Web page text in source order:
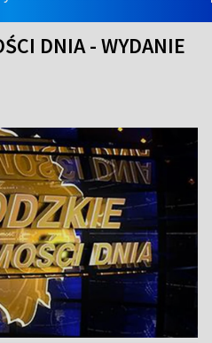
DNIA - WYDANIE